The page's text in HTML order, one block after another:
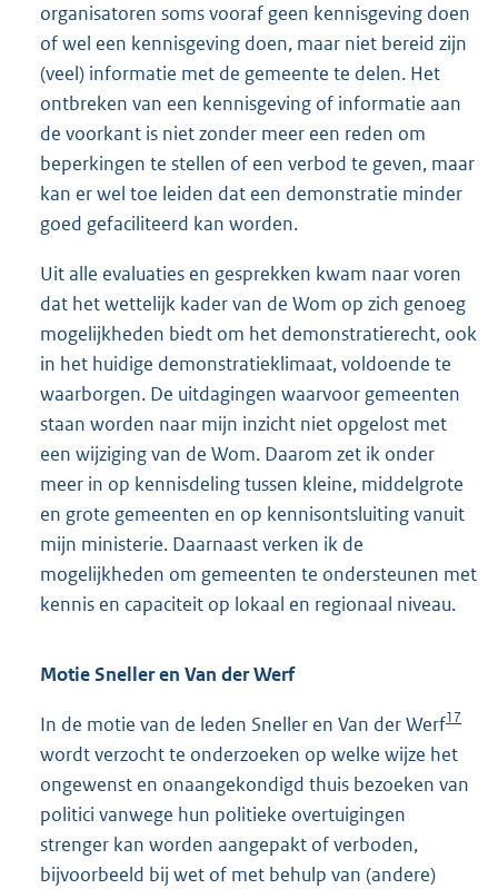
organisatoren soms vooraf geen kennisgeving doen
of wel een kennisgeving doen, maar niet bereid zijn
(veel) informatie met de gemeente te delen. Het
ontbreken van een kennisgeving of informatie aan
de voorkant is niet zonder meer een reden om
beperkingen te stellen of een verbod te geven, maar
kan er wel toe leiden dat een demonstratie minder
goed gefaciliteerd kan worden.
Uit alle evaluaties en gesprekken kwam naar voren
dat het wettelijk kader van de Wom op zich genoeg
mogelijkheden biedt om het demonstratierecht, ook
in het huidige demonstratieklimaat, voldoende te
waarborgen. De uitdagingen waarvoor gemeenten
staan worden naar mijn inzicht niet opgelost met
een wijziging van de Wom. Daarom zet ik onder
meer in op kennisdeling tussen kleine, middelgrote
en grote gemeenten en op kennisontsluiting vanuit
mijn ministerie. Daarnaast verken ik de
mogelijkheden om gemeenten te ondersteunen met
kennis en capaciteit op lokaal en regionaal niveau.
Motie Sneller en Van der Werf
In de motie van de leden Sneller en Van der Werf17
wordt verzocht te onderzoeken op welke wijze het
ongewenst en onaangekondigd thuis bezoeken van
politici vanwege hun politieke overtuigingen
strenger kan worden aangepakt of verboden,
bijvoorbeeld bij wet of met behulp van (andere)